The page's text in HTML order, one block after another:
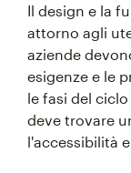
Il design e la
attorno agli
aziende
esigenze e le
le fasi del
deve trovare
l'accessibilità